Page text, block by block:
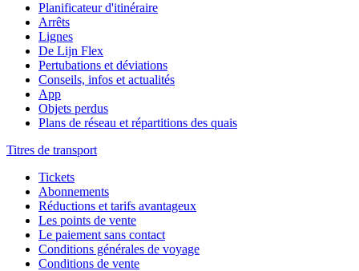
Planificateur d'itinéraire
Arrêts
Lignes
De Lijn Flex
Pertubations et déviations
Conseils, infos et actualités
App
Objets perdus
Plans de réseau et répartitions des quais
Titres de transport
Tickets
Abonnements
Réductions et tarifs avantageux
Les points de vente
Le paiement sans contact
Conditions générales de voyage
Conditions de vente